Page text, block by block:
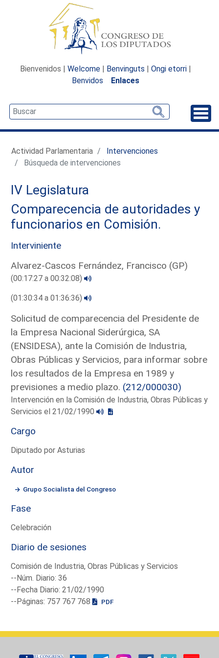
Bienvenidos | Welcome | Benvinguts | Ongi etorri |
Benvidos
Enlaces
Actividad Parlamentaria
Intervenciones
Búsqueda de intervenciones
IV Legislatura
Comparecencia de autoridades y
funcionarios en Comisión.
Interviniente
Alvarez-Cascos Fernández, Francisco (GP)
(00:17:27 a 00:32:08)
(01:30:34 a 01:36:36)
Solicitud de comparecencia del Presidente de
la Empresa Nacional Siderúrgica, SA
(ENSIDESA), ante la Comisión de Industria,
Obras Públicas y Servicios, para informar sobre
los resultados de la Empresa en 1989 y
previsiones a medio plazo. (212/000030)
Intervención en la Comisión de Industria, Obras Públicas y
Servicios el 21/02/1990
Cargo
Diputado por Asturias
Autor
Grupo Socialista del Congreso
Fase
Celebración
Diario de sesiones
Comisión de Industria, Obras Públicas y Servicios
--Núm. Diario: 36
--Fecha Diario: 21/02/1990
--Páginas: 757 767 768
PDF